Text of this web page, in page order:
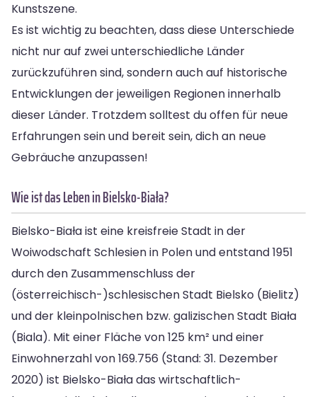
Kunstszene.
Es ist wichtig zu beachten, dass diese Unterschiede
nicht nur auf zwei unterschiedliche Länder
zurückzuführen sind, sondern auch auf historische
Entwicklungen der jeweiligen Regionen innerhalb
dieser Länder. Trotzdem solltest du offen für neue
Erfahrungen sein und bereit sein, dich an neue
Gebräuche anzupassen!
Wie ist das Leben in Bielsko-Biała?
Bielsko-Biała ist eine kreisfreie Stadt in der
Woiwodschaft Schlesien in Polen und entstand 1951
durch den Zusammenschluss der
(österreichisch-)schlesischen Stadt Bielsko (Bielitz)
und der kleinpolnischen bzw. galizischen Stadt Biała
(Biala). Mit einer Fläche von 125 km² und einer
Einwohnerzahl von 169.756 (Stand: 31. Dezember
2020) ist Bielsko-Biała das wirtschaftlich-